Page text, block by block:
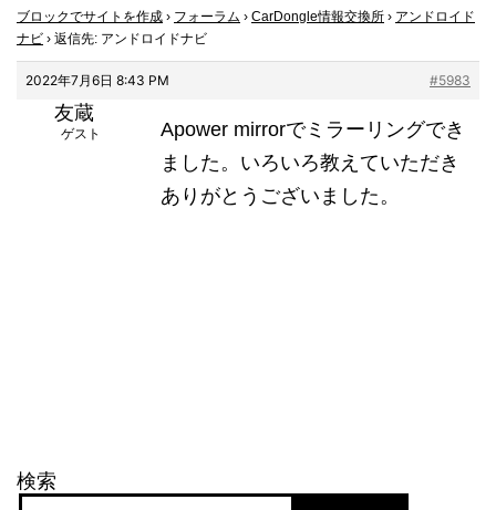
ブロックでサイトを作成 › フォーラム › CarDongle情報交換所 › アンドロイド
ナビ › 返信先: アンドロイドナビ
2022年7月6日 8:43 PM #5983
友蔵
ゲスト
Apower mirrorでミラーリングでき
ました。いろいろ教えていただき
ありがとうございました。
検索